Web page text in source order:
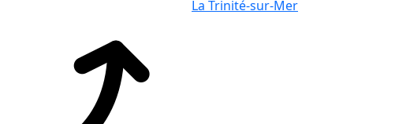
La Trinité-sur-Mer